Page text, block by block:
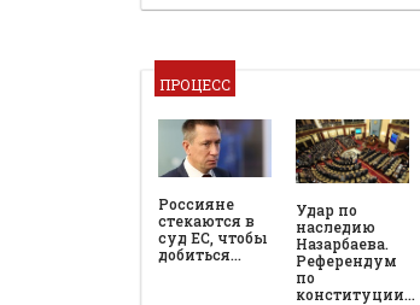
ПРОЦЕСС
Россияне
стекаются в
суд ЕС, чтобы
добиться…
Удар по
наследию
Назарбаева.
Референдум
по
конституции…